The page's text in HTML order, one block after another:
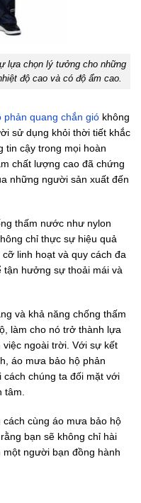
lựa chọn lý tưởng cho những
độ cao và có độ ẩm cao.
phản quang chắn gió không
sử dụng khỏi thời tiết khắc
tin cậy trong mọi hoàn
chất lượng cao đã chứng
những người sản xuất đến
thấm nước như nylon
chỉ thực sự hiệu quả
linh hoạt và quy cách đa
hưởng sự thoải mái và
và khả năng chống thấm
làm cho nó trở thành lựa
ngoài trời. Với sự kết
áo mưa bảo hộ phản
chúng ta đối mặt với
tâm.
cùng áo mưa bảo hộ
bạn sẽ không chỉ hài
người bạn đồng hành